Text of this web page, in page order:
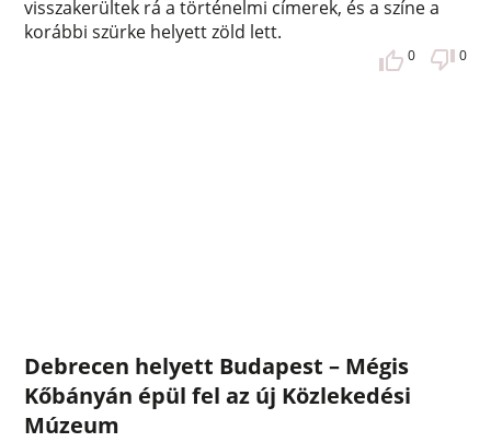
visszakerültek rá a történelmi címerek, és a színe a
korábbi szürke helyett zöld lett.
0 0
Debrecen helyett Budapest – Mégis
Kőbányán épül fel az új Közlekedési
Múzeum